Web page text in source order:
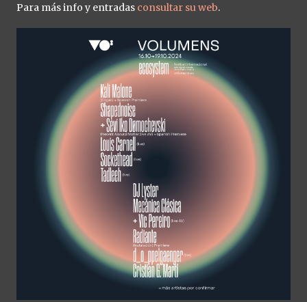
Para más info y entradas consultar su web.